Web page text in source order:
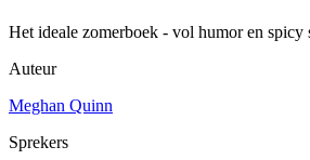
Het ideale zomerboek - vol humor en spicy
Auteur
Meghan Quinn
Sprekers